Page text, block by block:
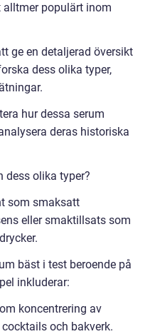
alltmer populärt inom
ge en detaljerad översikt
dess olika typer,
hur dessa serum
deras historiska
dess olika typer?
som smaksatt
eller smaktillsats som
bäst i test beroende på
inkluderar:
koncentrering av
och bakverk.